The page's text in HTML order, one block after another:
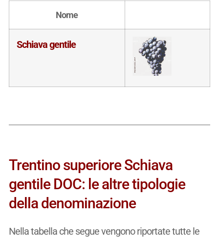
Nome
Schiava gentile
Trentino superiore Schiava
gentile DOC: le altre tipologie
della denominazione
Nella tabella che segue vengono riportate tutte le